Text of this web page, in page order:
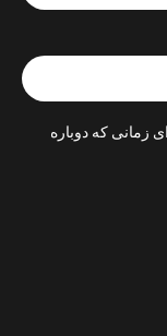
زمانی که دوباره